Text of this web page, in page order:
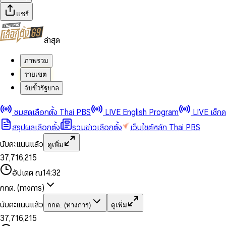
แชร์
ล่าสุด
ภาพรวม
รายเขต
จับขั้วรัฐบาล
ชมสดเลือกตั้ง Thai PBS LIVE English Program
LIVE เช็ก
สรุปผลเลือกตั้ง
รวมข่าวเลือกตั้ง
เว็บไซต์หลัก Thai PBS
นับคะแนนแล้ว
ดูเพิ่ม
0
1
2
3
4
5
6
8
9
2
3
4
5
6
7
8
9
,
0
2
4
6
7
8
9
0
1
2
3
4
5
6
7
8
1
3
5
6
7
8
9
,
1
2
4
5
7
8
9
0
1
3
4
6
7
8
0
2
3
4
5
7
8
อัปเดต ณ14:32
กกต. (ทางการ)
นับคะแนนแล้ว
กกต. (ทางการ) ดูเพิ่ม
0
1
2
3
0
1
2
4
5
6
7,
0
1
2
4
6
7
0
1
0
1
3
5
6,
1
2
0
1
0
2
3
4
5